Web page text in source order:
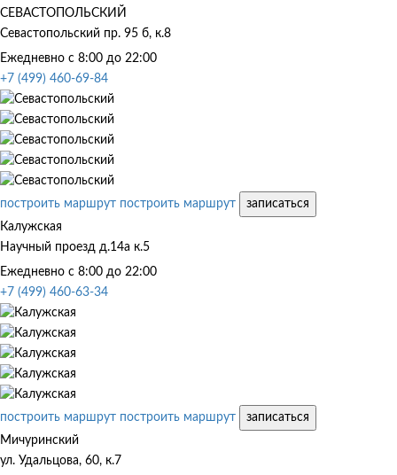
СЕВАСТОПОЛЬСКИЙ
Севастопольский пр. 95 б, к.8
Ежедневно с 8:00 до 22:00
+7 (499) 460-69-84
построить маршрут построить маршрут
записаться
Калужская
Научный проезд д.14а к.5
Ежедневно с 8:00 до 22:00
+7 (499) 460-63-34
построить маршрут построить маршрут
записаться
Мичуринский
ул. Удальцова, 60, к.7